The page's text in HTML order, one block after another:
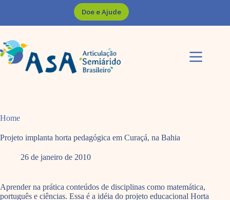
Doe e Ajude
Home
Projeto implanta horta pedagógica em Curaçá, na Bahia
26 de janeiro de 2010
Aprender na prática conteúdos de disciplinas como matemática,
português e ciências. Essa é a idéia do projeto educacional Horta